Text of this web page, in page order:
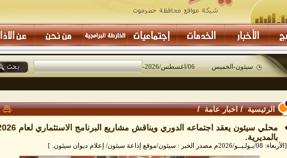
سيئون-الخميس 06/اغسطس/2026
-
الرئيسية/اخبار عامة/
بالمديرية.
[الأربعاء: 08/يـولـيــو/2026م مصدر الخبر : سيئون/موقع إذاعة سيئون/ إعلام ديوان سيئون. ]